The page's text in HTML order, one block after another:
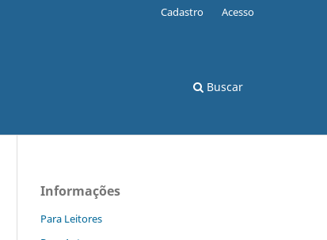
Buscar
Cadastro Acesso
Informações
Para Leitores